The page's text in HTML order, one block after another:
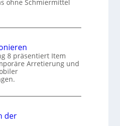
ohne Schmiermittel
8 präsentiert Item
Arretierung und
der